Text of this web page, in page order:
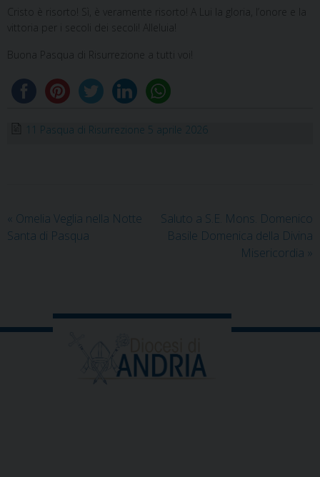
Cristo è risorto! Sì, è veramente risorto! A Lui la gloria, l’onore e la
vittoria per i secoli dei secoli! Alleluia!
Buona Pasqua di Risurrezione a tutti voi!
11 Pasqua di Risurrezione 5 aprile 2026
« Omelia Veglia nella Notte
Santa di Pasqua
Saluto a S.E. Mons. Domenico
Basile Domenica della Divina
Misericordia »